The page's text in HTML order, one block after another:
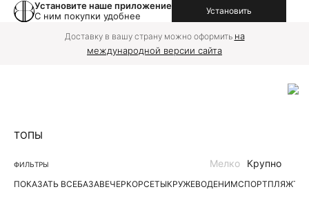
Установите наше приложение
С ним покупки удобнее
Установить
Доставку в вашу страну можно оформить на
международной версии сайта
ТОПЫ
ФИЛЬТРЫ
ПОКАЗАТЬ ВСЕБАЗАВЕЧЕРКОРСЕТЫКРУЖЕВОДЕНИМСПОРТПЛЯЖ
Мелко Крупно